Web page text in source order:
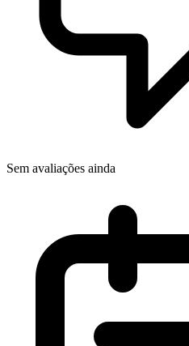
Sem avaliações ainda